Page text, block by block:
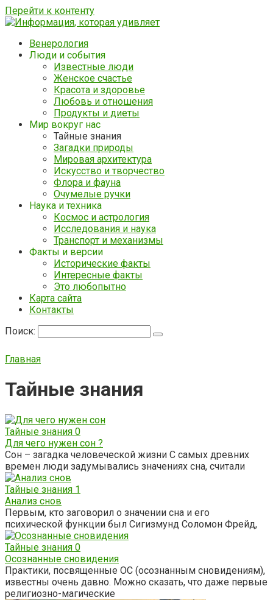
Перейти к контенту
Венерология
Люди и события
Известные люди
Женское счастье
Красота и здоровье
Любовь и отношения
Продукты и диеты
Мир вокруг нас
Тайные знания
Загадки природы
Мировая архитектура
Искусство и творчество
Флора и фауна
Очумелые ручки
Наука и техника
Космос и астрология
Исследования и наука
Транспорт и механизмы
Факты и версии
Исторические факты
Интересные факты
Это любопытно
Карта сайта
Контакты
Поиск:
Главная
Тайные знания
Тайные знания 0
Для чего нужен сон ?
Сон – загадка человеческой жизни С самых древних
времен люди задумывались значениях сна, считали
Тайные знания 1
Анализ снов
Первым, кто заговорил о значении сна и его
психической функции был Сигизмунд Соломон Фрейд,
Тайные знания 0
Осознанные сновидения
Практики, посвященные ОС (осознанным сновидениям),
известны очень давно. Можно сказать, что даже первые
религиозно-магические